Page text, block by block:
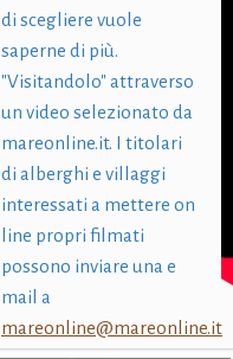
di scegliere vuole
saperne di più.
"Visitandolo" attraverso
un video selezionato da
mareonline.it. I titolari
di alberghi e villaggi
interessati a mettere on
line propri filmati
possono inviare una e
mail a
mareonline@mareonline.it